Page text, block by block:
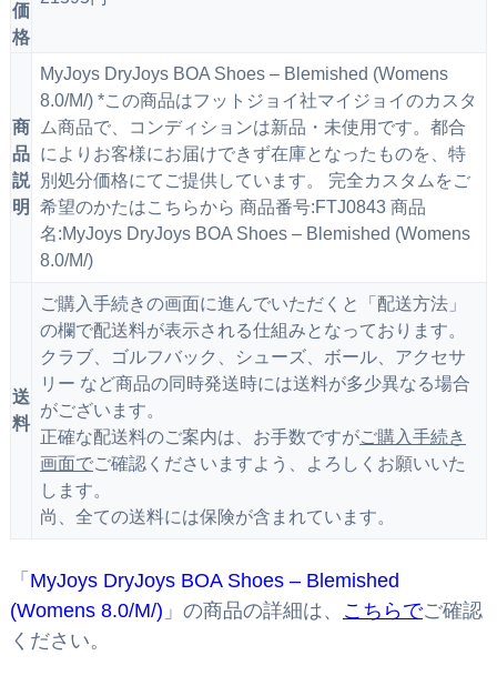
価
格
商
品
説
明
MyJoys DryJoys BOA Shoes – Blemished (Womens
8.0/M/) *この商品はフットジョイ社マイジョイのカスタ
ム商品で、コンディションは新品・未使用です。都合
によりお客様にお届けできず在庫となったものを、特
別処分価格にてご提供しています。 完全カスタムをご
希望のかたはこちらから 商品番号:FTJ0843 商品
名:MyJoys DryJoys BOA Shoes – Blemished (Womens
8.0/M/)
送
料
ご購入手続きの画面に進んでいただくと「配送方法」
の欄で配送料が表示される仕組みとなっております。
クラブ、ゴルフバック、シューズ、ボール、アクセサ
リー など商品の同時発送時には送料が多少異なる場合
がございます。
正確な配送料のご案内は、お手数ですがご購入手続き
画面でご確認くださいますよう、よろしくお願いいた
します。
尚、全ての送料には保険が含まれています。
「 MyJoys DryJoys BOA Shoes – Blemished
(Womens 8.0/M/) 」の商品の詳細は、 こちらでご確認
ください。